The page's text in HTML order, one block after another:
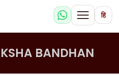
हि
BANDHAN